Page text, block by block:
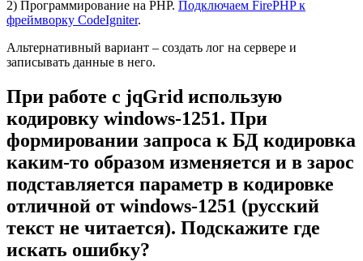
2) Программирование на PHP. Подключаем FirePHP к
фреймворку CodeIgniter.
Альтернативный вариант – создать лог на сервере и
записывать данные в него.
При работе с jqGrid использую
кодировку windows-1251. При
формировании запроса к БД кодировка
каким-то образом изменяется и в зарос
подставляется параметр в кодировке
отличной от windows-1251 (русский
текст не читается). Подскажите где
искать ошибку?